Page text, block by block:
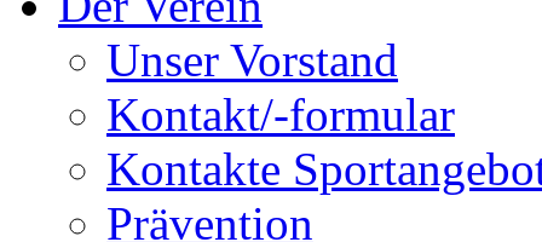
Unser Vorstand
Kontakt/-formular
Kontakte
Prävention